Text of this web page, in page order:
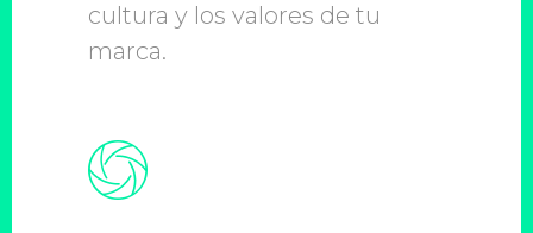
cultura y los valores de tu
marca.